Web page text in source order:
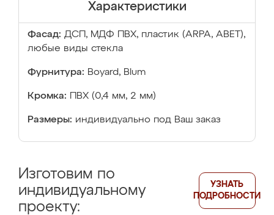
Характеристики
Фасад: ДСП, МДФ ПВХ, пластик (ARPA, ABET),
любые виды стекла
Фурнитура: Boyard, Blum
Кромка: ПВХ (0,4 мм, 2 мм)
Размеры: индивидуально под Ваш заказ
Изготовим по
индивидуальному
проекту:
УЗНАТЬ
ПОДРОБНОСТИ